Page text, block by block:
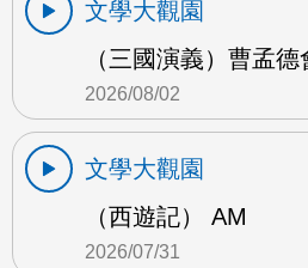
文學大觀園
（三國演義）曹孟
2026/08/02
文學大觀園
（西遊記） AM
2026/07/31